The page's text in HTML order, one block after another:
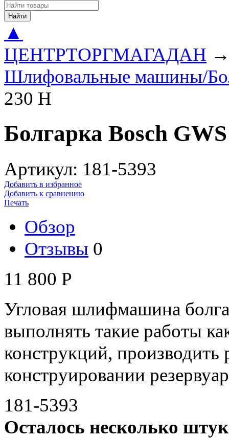
Найти
▲
ЦЕНТРТОРГМАГАДАН
Шлифовальные машины/
230 H
Болгарка Bosch
Артикул: 181-5393
Добавить в избранное
Добавить к сравнению
Печать
Обзор
Отзывы 0
11 800 Р
Угловая шлифмашина
выполнять такие работы
конструкций,
конструировании
181-5393
Осталось несколько штук